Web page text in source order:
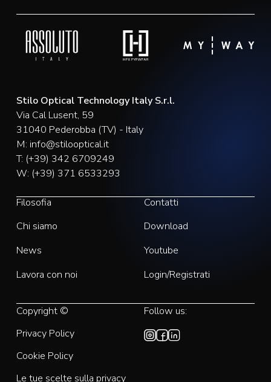
Stilo Optical Technology Italy S.r.l.
Via Cal Lusent, 59
31040 Pederobba (TV) - Italy
M: info@stilooptical.it
T: (+39) 342 6709249
W: (+39) 371 6533293
Filosofia
Chi siamo
News
Lavora con noi
Contatti
Download
Youtube
Login/Registrati
Copyright ©
Privacy Policy
Cookie Policy
Le tue scelte sulla privacy
Follow us: